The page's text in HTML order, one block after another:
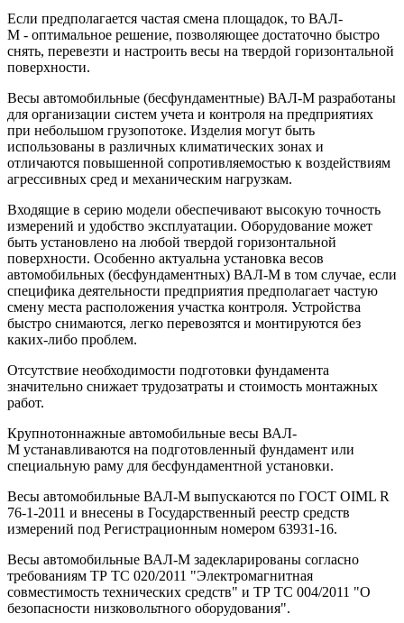
Если предполагается частая смена площадок, то ВАЛ-
М - оптимальное решение, позволяющее достаточно быстро
снять, перевезти и настроить весы на твердой горизонтальной
поверхности.
Весы автомобильные (бесфундаментные) ВАЛ-М разработаны
для организации систем учета и контроля на предприятиях
при небольшом грузопотоке. Изделия могут быть
использованы в различных климатических зонах и
отличаются повышенной сопротивляемостью к воздействиям
агрессивных сред и механическим нагрузкам.
Входящие в серию модели обеспечивают высокую точность
измерений и удобство эксплуатации. Оборудование может
быть установлено на любой твердой горизонтальной
поверхности. Особенно актуальна установка весов
автомобильных (бесфундаментных) ВАЛ-М в том случае, если
специфика деятельности предприятия предполагает частую
смену места расположения участка контроля. Устройства
быстро снимаются, легко перевозятся и монтируются без
каких-либо проблем.
Отсутствие необходимости подготовки фундамента
значительно снижает трудозатраты и стоимость монтажных
работ.
Крупнотоннажные автомобильные весы ВАЛ-
М устанавливаются на подготовленный фундамент или
специальную раму для бесфундаментной установки.
Весы автомобильные ВАЛ-М выпускаются по ГОСТ OIML R
76-1-2011 и внесены в Государственный реестр средств
измерений под Регистрационным номером 63931-16.
Весы автомобильные ВАЛ-М задекларированы согласно
требованиям ТР ТС 020/2011 "Электромагнитная
совместимость технических средств" и ТР ТС 004/2011 "О
безопасности низковольтного оборудования".